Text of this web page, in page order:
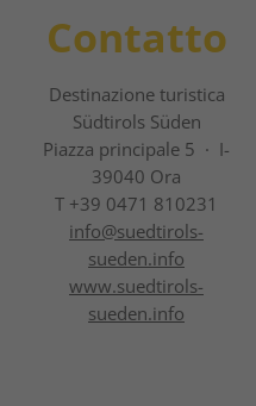
Contatto
Destinazione turistica
Südtirols Süden
Piazza principale 5 · I-
39040 Ora
T +39 0471 810231
info@suedtirols-
sueden.info
www.suedtirols-
sueden.info